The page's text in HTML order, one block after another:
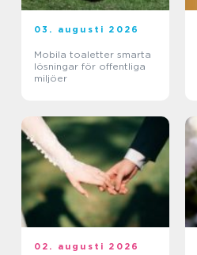
03. augusti 2026
Mobila toaletter smarta
lösningar för offentliga
miljöer
02. augusti 2026